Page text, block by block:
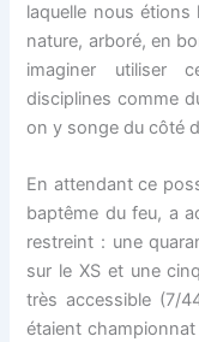
laquelle nous étions
nature, arboré, en
imaginer utiliser
disciplines comme
on y songe du côté
En attendant ce
baptême du feu, a
restreint : une
sur le XS et une
très accessible (7/
étaient